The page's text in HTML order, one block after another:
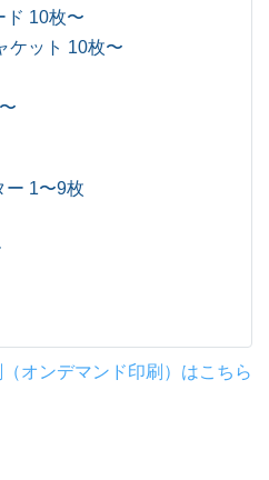
ド 10枚〜
ケット 10枚〜
ー 1〜9枚
オンデマンド印刷）はこちら